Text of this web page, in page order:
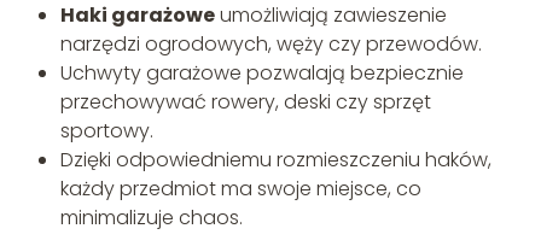
Haki garażoweumożliwiają zawieszenie
narzędzi ogrodowych, węży czy przewodów.
Uchwyty garażowe pozwalają bezpiecznie
przechowywać rowery, deski czy sprzęt
sportowy.
Dzięki odpowiedniemu rozmieszczeniu haków,
każdy przedmiot ma swoje miejsce, co
minimalizuje chaos.